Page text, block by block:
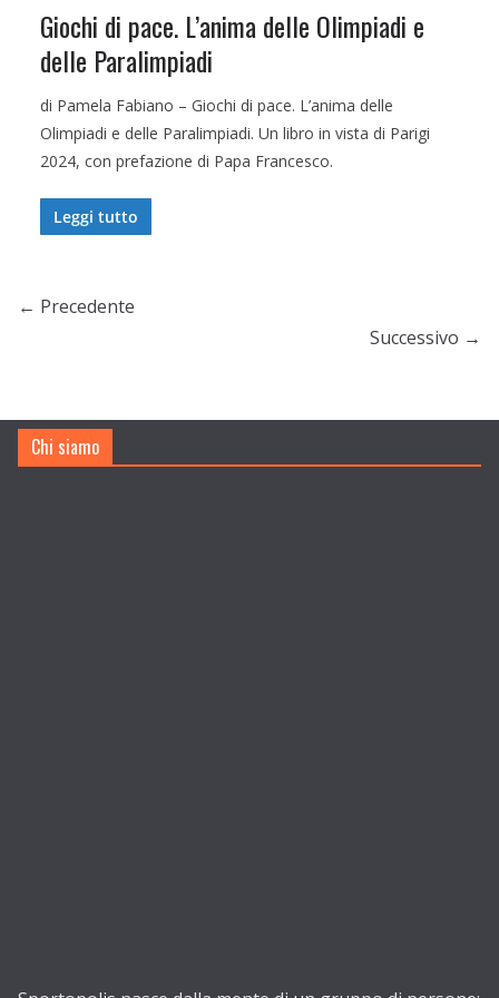
Giochi di pace. L’anima delle Olimpiadi e
delle Paralimpiadi
di Pamela Fabiano – Giochi di pace. L’anima delle
Olimpiadi e delle Paralimpiadi. Un libro in vista di Parigi
2024, con prefazione di Papa Francesco.
Leggi tutto
← Precedente
Successivo →
Chi siamo